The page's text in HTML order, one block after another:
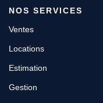
NOS SERVICES
Ventes
Locations
Estimation
Gestion